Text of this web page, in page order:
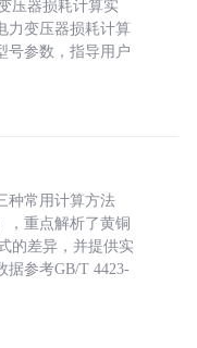
压器损耗计算实
力变压器损耗计算
号参数，指导用户
种常用计算方法
，重点解析了黄铜
的差异，并提供实
据参考GB/T 4423-